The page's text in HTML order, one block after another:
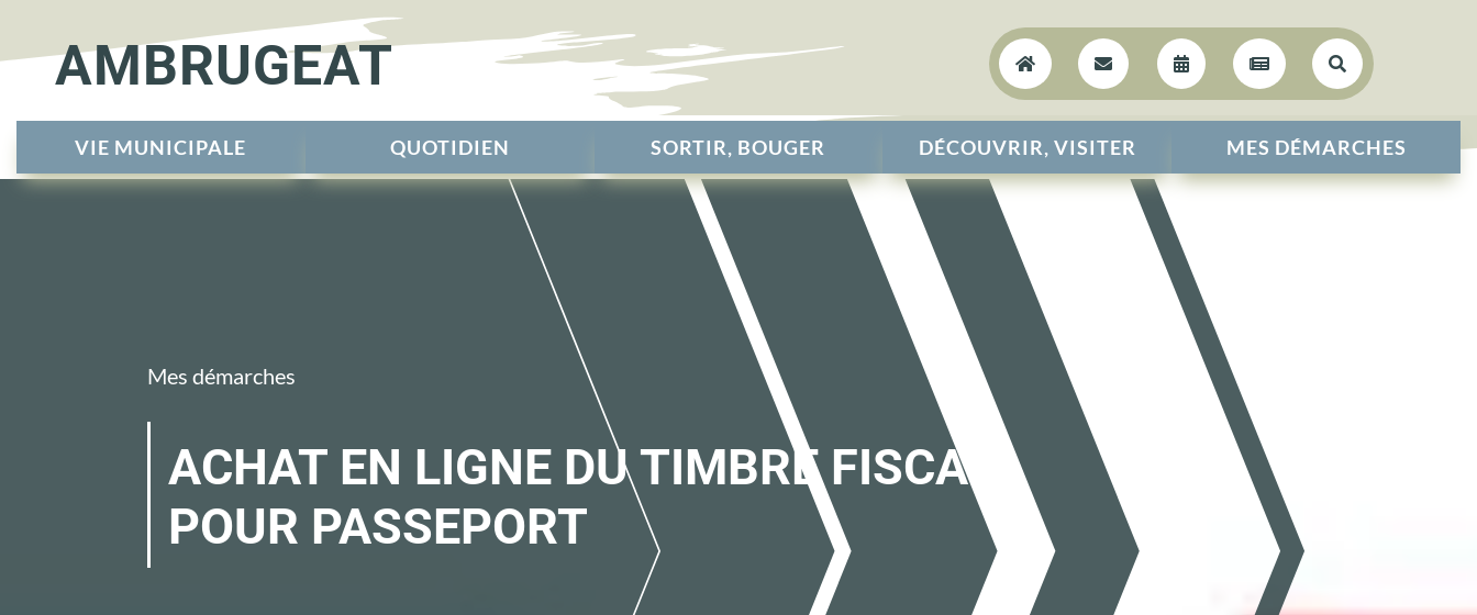
AMBRUGEAT     
VIE MUNICIPALE QUOTIDIEN SORTIR, BOUGER DÉCOUVRIR, VISITER MES DÉMARCHES
Mes démarches
ACHAT EN LIGNE DU TIMBRE FISCAL
POUR PASSEPORT